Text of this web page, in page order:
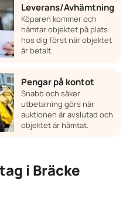
Leverans/Avhämtning
Köparen kommer och
hämtar objektet på plats
hos dig först när objektet
är betalt.
Pengar på kontot
Snabb och säker
utbetalning görs när
auktionen är avslutad och
objektet är hämtat.
i Bräcke